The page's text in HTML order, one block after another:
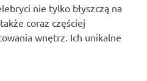
nie tylko błyszczą na
coraz częściej
wnętrz. Ich unikalne